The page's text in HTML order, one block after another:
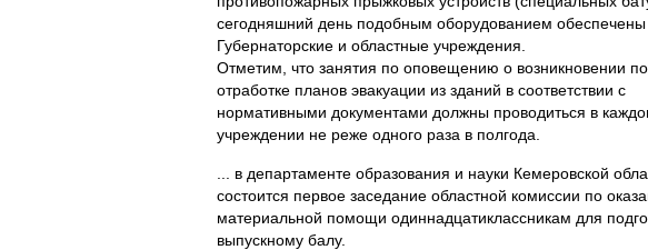
сегодняшний день подобным оборудованием обеспечены
Губернаторские и областные учреждения.
Отметим, что занятия по оповещению о возникновении
отработке планов эвакуации из зданий в соответствии с
нормативными документами должны проводиться в
учреждении не реже одного раза в полгода.
... в департаменте образования и науки Кемеровской
состоится первое заседание областной комиссии по
материальной помощи одиннадцатиклассникам для
выпускному балу.